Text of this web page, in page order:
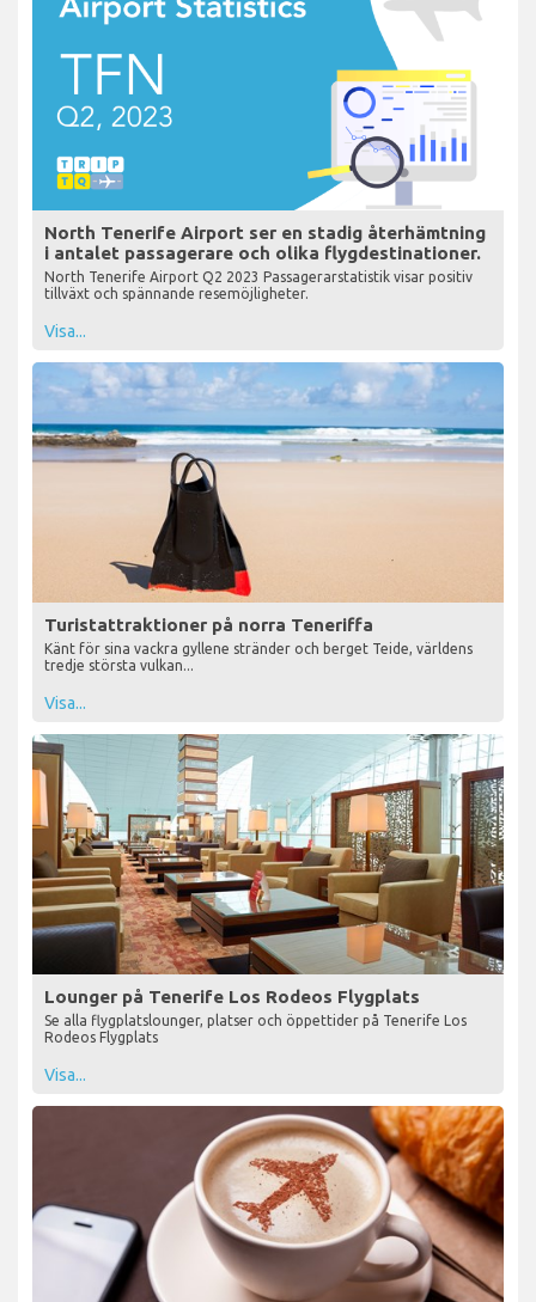
North Tenerife Airport ser en stadig återhämtning
i antalet passagerare och olika flygdestinationer.
North Tenerife Airport Q2 2023 Passagerarstatistik visar positiv
tillväxt och spännande resemöjligheter.
Visa...
Turistattraktioner på norra Teneriffa
Känt för sina vackra gyllene stränder och berget Teide, världens
tredje största vulkan...
Visa...
Lounger på Tenerife Los Rodeos Flygplats
Se alla flygplatslounger, platser och öppettider på Tenerife Los
Rodeos Flygplats
Visa...